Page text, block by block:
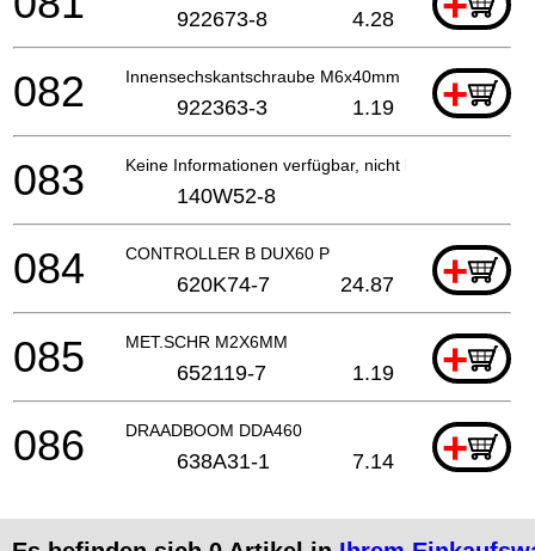
922673-8 4.28
Innensechskantschraube M6x40mm DDG460
+
082 922363-3 1.19
Keine Informationen verfügbar, nicht bestellbar
083 140W52-8
CONTROLLER B DUX60 P +
084 620K74-7 24.87
MET.SCHR M2X6MM +
085 652119-7 1.19
DRAADBOOM DDA460 +
086 638A31-1 7.14